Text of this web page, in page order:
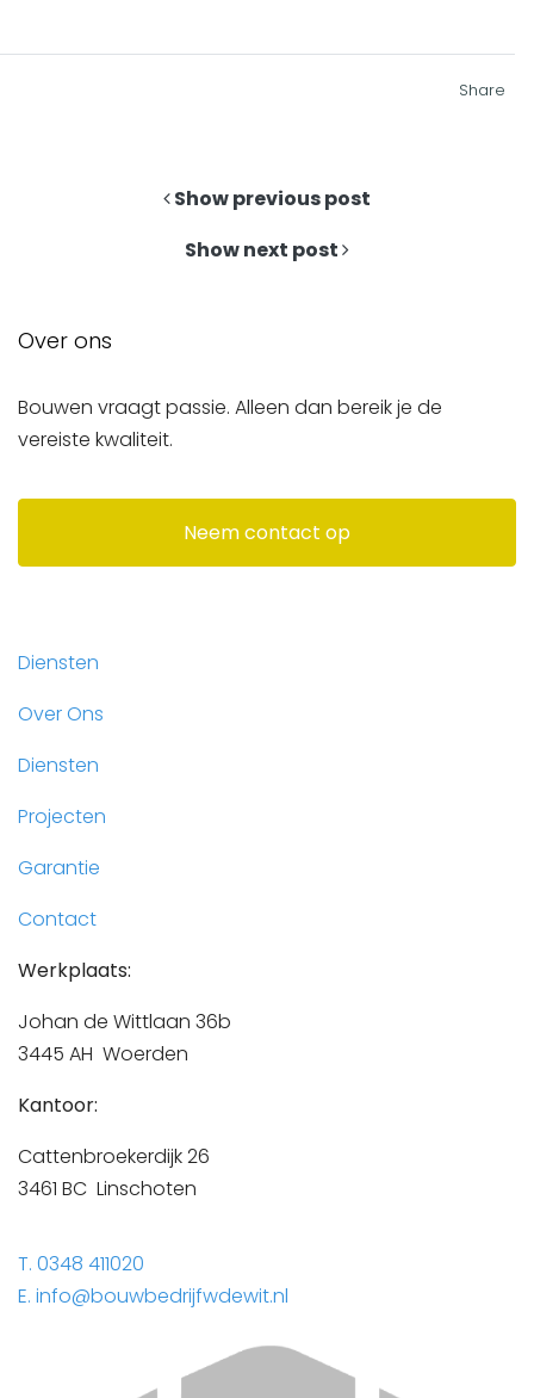
Share
Show previous post
Show next post
Over ons
Bouwen vraagt passie. Alleen dan bereik je de
vereiste kwaliteit.
Neem contact op
Diensten
Over Ons
Diensten
Projecten
Garantie
Contact
Werkplaats:
Johan de Wittlaan 36b
3445 AH Woerden
Kantoor:
Cattenbroekerdijk 26
3461 BC Linschoten
T. 0348 411020
E. info@bouwbedrijfwdewit.nl